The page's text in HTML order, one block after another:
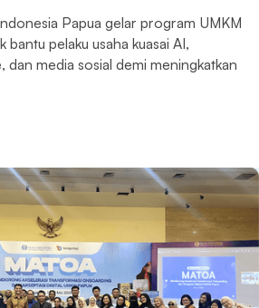
Papua gelar program UMKM
pelaku usaha kuasai AI,
dan media sosial demi meningkatkan